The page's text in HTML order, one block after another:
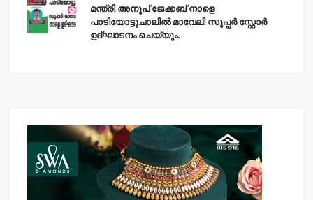
മന്ത്രി അനൂപ് ജേക്കബ് നാളെ
പാടിയോട്ടുചാലില്‍ മാവേലി സൂപ്പര്‍ സ്റ്റോര്‍
ഉദ്ഘാടനം ചെയ്യും.